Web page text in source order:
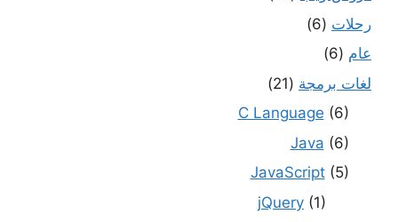
رحلات (6)
عام (6)
لغات برمجة (21)
C Language (6)
Java (6)
JavaScript(5)
jQuery (1)